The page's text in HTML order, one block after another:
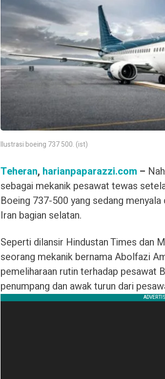
Ilustrasi boeing 737 500. (ist)
Teheran, harianpaparazzi.com –
sebagai mekanik pesawat tewas
Boeing 737-500 yang sedang
Iran bagian selatan.
Seperti dilansir Hindustan Times dan
seorang mekanik bernama Abolfazi
pemeliharaan rutin terhadap pesawat
penumpang dan awak turun dari